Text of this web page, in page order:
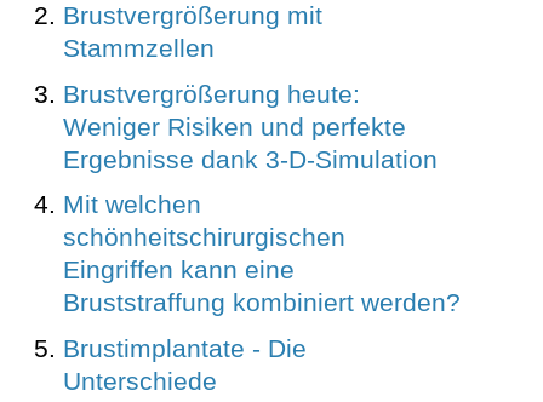
Brustvergrößerung mit
Stammzellen
Brustvergrößerung heute:
Weniger Risiken und perfekte
Ergebnisse dank 3-D-Simulation
Mit welchen
schönheitschirurgischen
Eingriffen kann eine
Bruststraffung kombiniert werden?
Brustimplantate - Die
Unterschiede